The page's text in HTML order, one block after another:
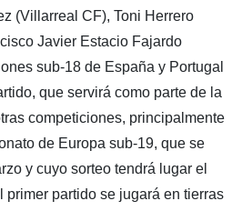
(Villarreal CF), Toni Herrero
Javier Estacio Fajardo
sub-18 de España y Portugal
que servirá como parte de la
competiciones, principalmente
de Europa sub-19, que se
y cuyo sorteo tendrá lugar el
primer partido se jugará en tierras